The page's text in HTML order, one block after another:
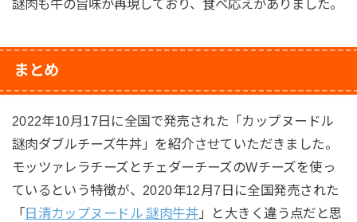
謎肉も牛の旨味が再現しており、食べ応えがありました。
まとめ
2022年10月17日に全国で発売された「カップヌードル
謎肉ダブルチーズ牛丼」を紹介させていただきました。
モッツァレラチーズとチェダーチーズのWチーズを使っ
ているという特徴が、2020年12月7日に全国発売された
「 日清カップヌードル 謎肉牛丼 」と大きく違う点だと思